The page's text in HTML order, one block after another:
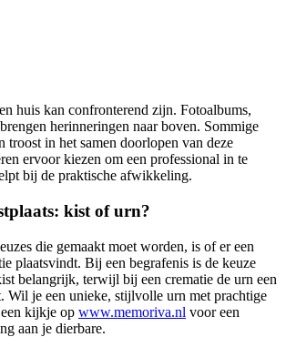
huis kan confronterend zijn. Fotoalbums,
herinneringen naar boven. Sommige
troost in het samen doorlopen van deze
ervoor kiezen om een professional in te
bij de praktische afwikkeling.
kist of urn?
die gemaakt moet worden, is of er een
plaatsvindt. Bij een begrafenis is de keuze
belangrijk, terwijl bij een crematie de urn een
Wil je een unieke, stijlvolle urn met prachtige
kijkje op www.memoriva.nl voor een
aan je dierbare.